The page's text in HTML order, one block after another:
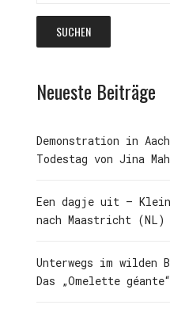
Neueste Beiträge
Demonstration in
Todestag von Jina
Een dagje uit –
nach Maastricht (NL)
Unterwegs im wilden
Das „Omelette